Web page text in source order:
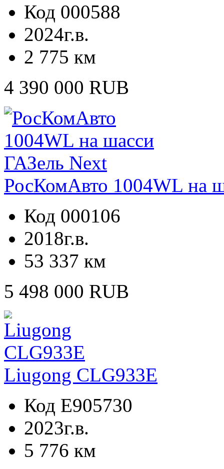
Код 000588
2024г.в.
2 775 км
4 390 000 RUB
РосКомАвто 1004WL на
Код 000106
2018г.в.
53 337 км
5 498 000 RUB
Liugong CLG933E
Код E905730
2023г.в.
5 776 км